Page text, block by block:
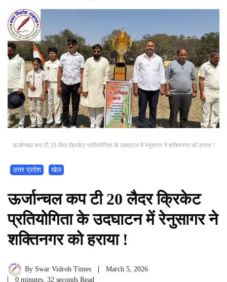
ऊर्जान्चल कप टी 20 लैदर क्रिकेट प्रतियोगिता के उदघाटन में रेनुसागर ने शक्तिनगर को हराया !
उत्तर प्रदेश खेल
ऊर्जान्चल कप टी 20 लैदर क्रिकेट
प्रतियोगिता के उदघाटन में रेनुसागर ने
शक्तिनगर को हराया !
By Swar Vidroh Times
March 5, 2026
0 minutes, 32 seconds Read